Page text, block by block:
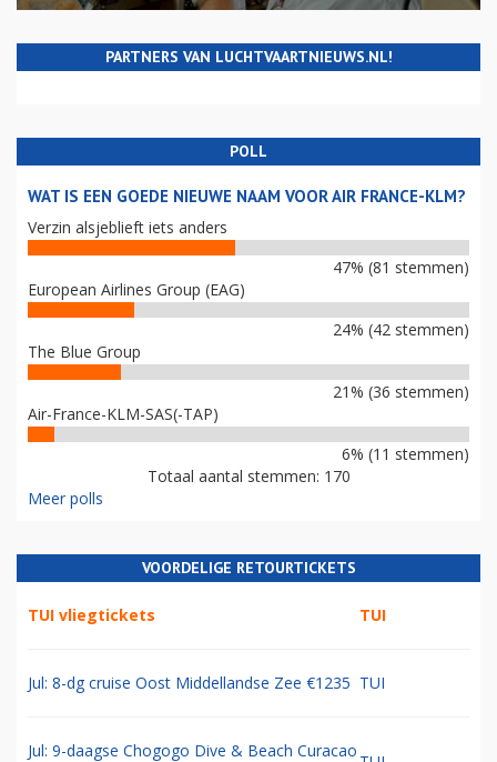
PARTNERS VAN LUCHTVAARTNIEUWS.NL!
POLL
WAT IS EEN GOEDE NIEUWE NAAM VOOR AIR FRANCE-KLM?
Verzin alsjeblieft iets anders
47% (81 stemmen)
European Airlines Group (EAG)
24% (42 stemmen)
The Blue Group
21% (36 stemmen)
Air-France-KLM-SAS(-TAP)
6% (11 stemmen)
Totaal aantal stemmen: 170
Meer polls
VOORDELIGE RETOURTICKETS
TUI vliegtickets TUI
Jul: 8-dg cruise Oost Middellandse Zee €1235 TUI
Jul: 9-daagse Chogogo Dive & Beach Curacao